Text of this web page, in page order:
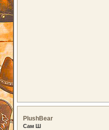
PlushBear
Сам Ш